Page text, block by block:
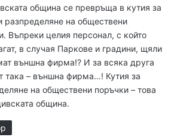
а
:
община се превръща в кутия за
разпределяне на обществени
Въпреки целия персонал, с който
в случая Паркове и градини, щяли
външна фирма!? И за всяка друга
така – външна фирма…! Кутия за
на обществени поръчки – това
община.